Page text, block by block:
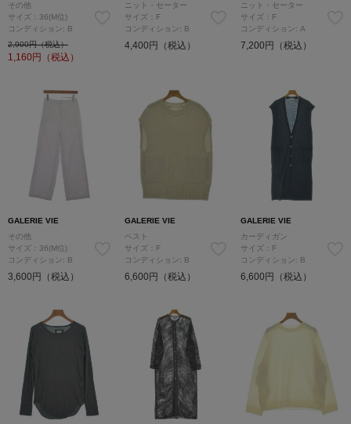
その他
サイズ：36(M位)
コンディション: B
2,900円（税込）
1,160円（税込）
ニット・セーター
サイズ：F
コンディション: B
4,400円（税込）
ニット・セーター
サイズ：F
コンディション: A
7,200円（税込）
GALERIE VIE
その他
サイズ：36(M位)
コンディション: B
3,600円（税込）
GALERIE VIE
ベスト
サイズ：F
コンディション: B
6,600円（税込）
GALERIE VIE
カーディガン
サイズ：F
コンディション: B
6,600円（税込）